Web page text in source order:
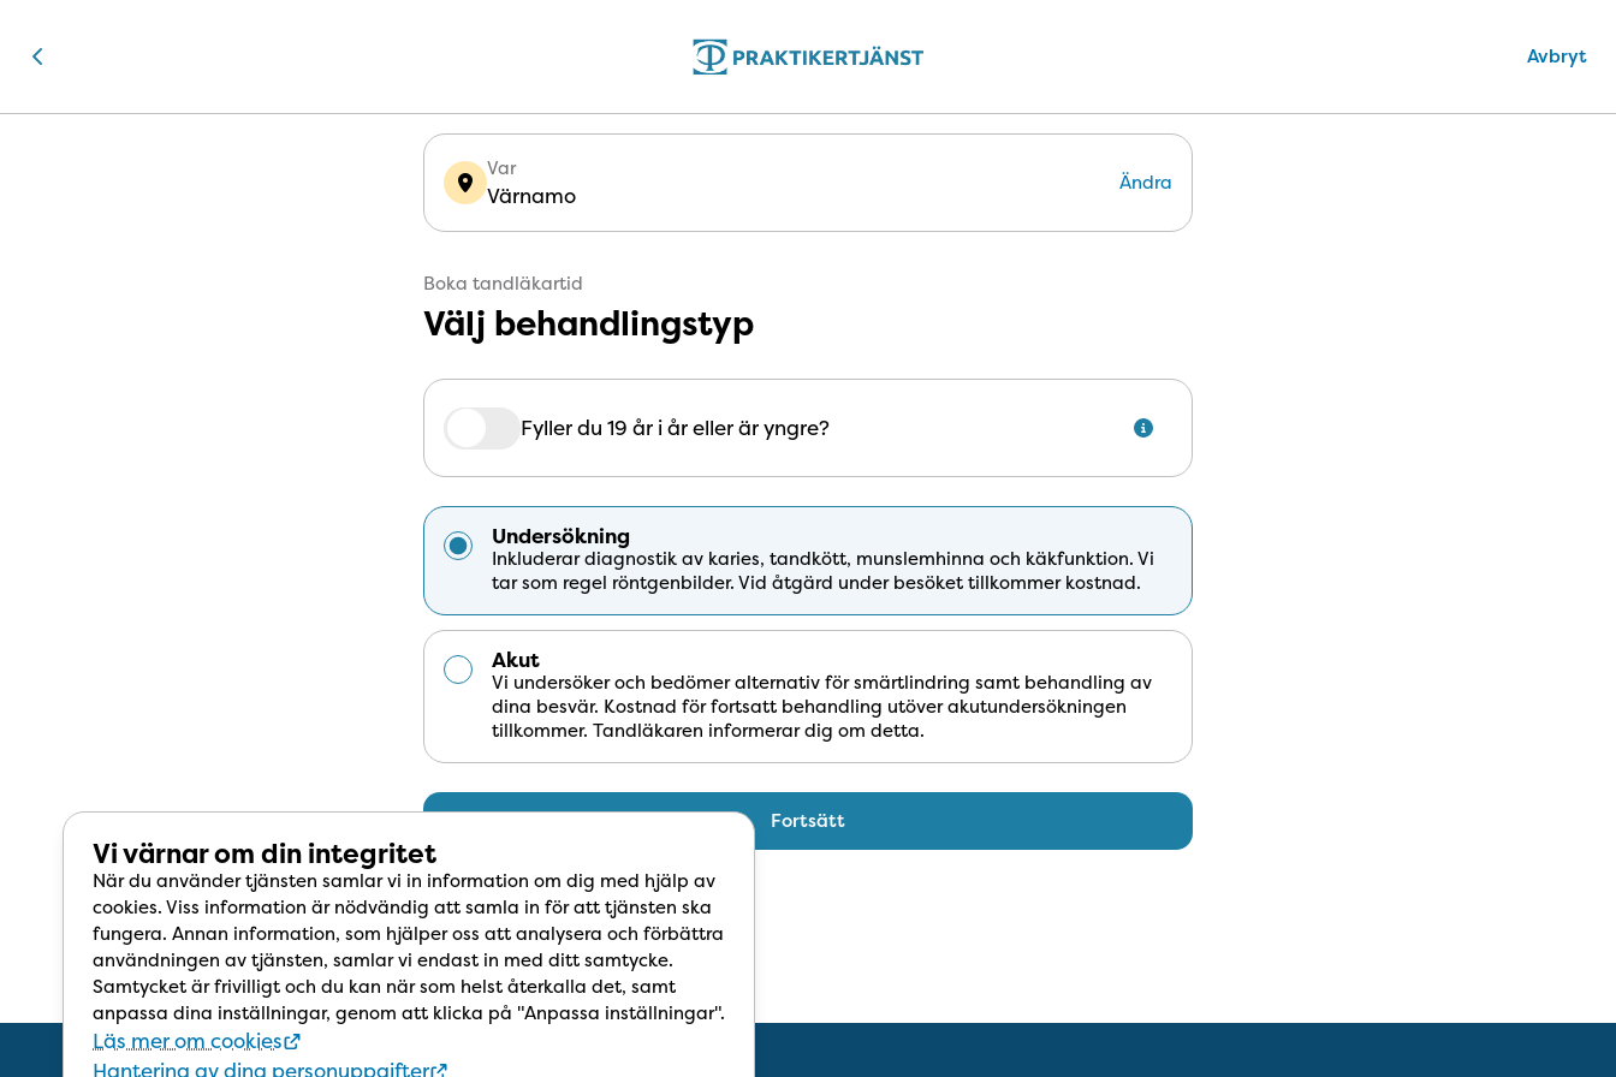
Avbryt
Var
Värnamo
Ändra
Boka tandläkartid
Välj behandlingstyp
Fyller du 19 år i år eller är yngre?
Undersökning
Inkluderar diagnostik av karies, tandkött, munslemhinna och käkfunktion. Vi
tar som regel röntgenbilder. Vid åtgärd under besöket tillkommer kostnad.
Akut
Vi undersöker och bedömer alternativ för smärtlindring samt behandling av
dina besvär. Kostnad för fortsatt behandling utöver akutundersökningen
tillkommer. Tandläkaren informerar dig om detta.​
Fortsätt
Vi värnar om din integritet
När du använder tjänsten samlar vi in information om dig med hjälp av
cookies. Viss information är nödvändig att samla in för att tjänsten ska
fungera. Annan information, som hjälper oss att analysera och förbättra
användningen av tjänsten, samlar vi endast in med ditt samtycke.
Samtycket är frivilligt och du kan när som helst återkalla det, samt
anpassa dina inställningar, genom att klicka på "Anpassa inställningar".
Läs mer om cookies
Hantering av dina personuppgifter